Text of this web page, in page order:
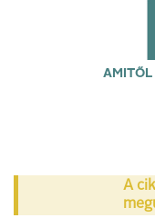
AMITŐL
A